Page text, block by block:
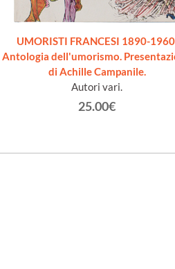
UMORISTI FRANCESI 1890-
Antologia dell'umorismo.
di Achille Campanile.
Autori vari.
25.00€